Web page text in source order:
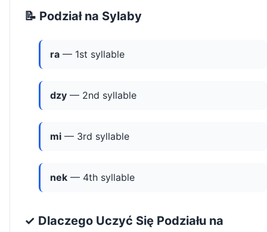
📝 Podział na Sylaby
ra — 1st syllable
dzy — 2nd syllable
mi — 3rd syllable
nek — 4th syllable
✓ Dlaczego Uczyć Się Podziału na